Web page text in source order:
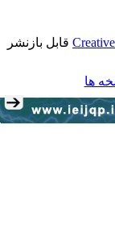
قابل بازنشر
ها